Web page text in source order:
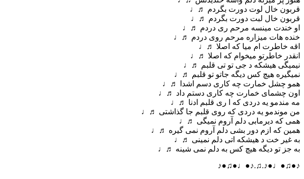
قربون خال لوت دورت بگردم ♬♩
قربون خال لبت دورت بگردم ♬♩
او خندت مینسه مرحم ری دردم ♬♩
خنده هات میزاره مرحم روی دردم ♬♩
اقه خاطرت ام میا که اصلا ♬♩
انقدر خاطرتو میخوام که اصلا ♬♩
نیمیگی هیشکه د جی تو تی قلبم ♬♩
نمیگیره هیچ کس دیگه جاتو تو قلبم ♬♩
همو چشل خمارت چه کاری دسم اشدا ♬♩
اون چشمای خمارت چه کاری دستم داد ♬♩
مه مندمو یه دردی که ا ری قلبم ادنا ♬♩
من موندمو یه دردی که روی قلبم جا گذاشتی ♬♩
همی که دیرمابی دلم آروم نمیگی ♬♩
همین که ازم دور بشی دلم آروم نمی گیره ♬♩
به غیر خت د هیشکه اتی دلم نمینی ♬♩
به جز تو دیگه هیچ کس به دلم نمی شینه ♬♩
♪●♫●♩●♪.♫.♪●♩●♫●♪